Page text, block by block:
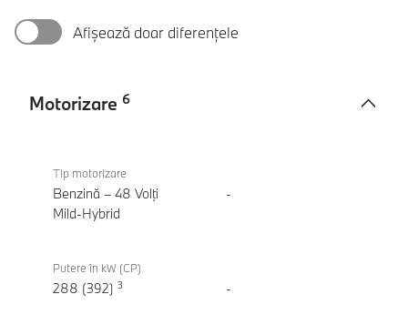
Afișează doar diferențele
Motorizare 6
M340i
xDrive
Touring
Tip motorizare
Benzină – 48 Volţi
Mild-Hybrid
-
Putere în kW (CP)
288 (392) 3 -